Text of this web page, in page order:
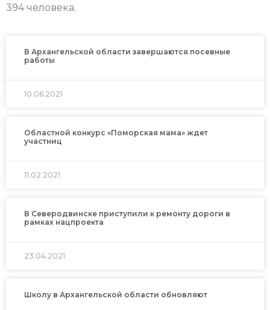
394 человека.
В Архангельской области завершаются посевные
работы
10.06.2021
Областной конкурс «Поморская мама» ждет
участниц
11.02.2021
В Северодвинске приступили к ремонту дороги в
рамках нацпроекта
23.04.2021
Школу в Архангельской области обновляют